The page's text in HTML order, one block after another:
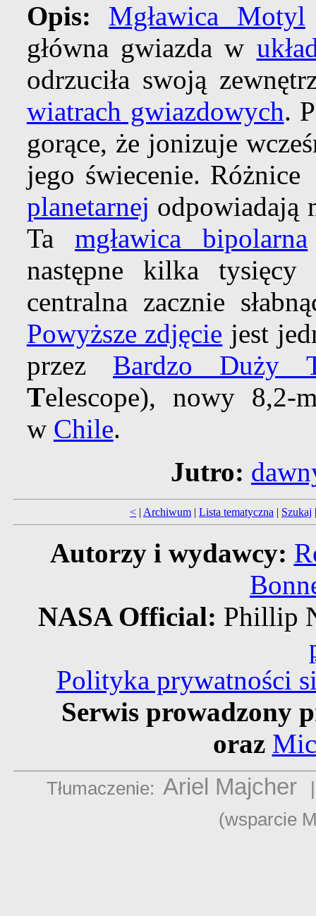
Opis:
Mgławica Motyl
główna gwiazda w
odrzuciła swoją
wiatrach gwiazdowych.
gorące, że jonizuje
jego świecenie.
planetarnej odpowiadają
Tamgławica bipolarna
następne kilka
centralna zacznie
Powyższe zdjęcie jest
przez Bardzo Duży
Telescope), nowy 8,2-
w Chile.
Jutro:
< | Archiwum | Lista tematyczna | Szukaj
Autorzy i wydawcy:
NASA Official: Phillip
Polityka prywatności
Serwis prowadzony
oraz
Tłumaczenie: Ariel Majcher
(wsparcie